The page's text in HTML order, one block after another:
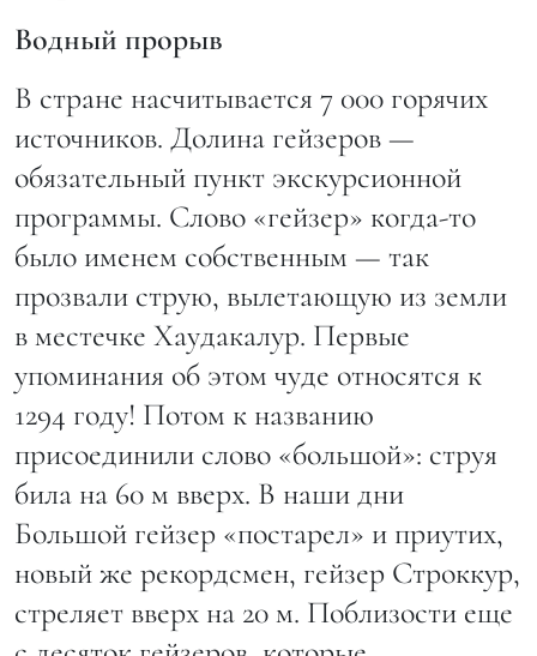
Водный прорыв
В стране насчитывается 7 000 горячих
источников. Долина гейзеров —
обязательный пункт экскурсионной
программы. Слово «гейзер» когда-то
было именем собственным — так
прозвали струю, вылетающую из земли
в местечке Хаудакалур. Первые
упоминания об этом чуде относятся к
1294 году! Потом к названию
присоединили слово «большой»: струя
била на 60 м вверх. В наши дни
Большой гейзер «постарел» и приутих,
новый же рекордсмен, гейзер Строккур,
стреляет вверх на 20 м. Поблизости еще